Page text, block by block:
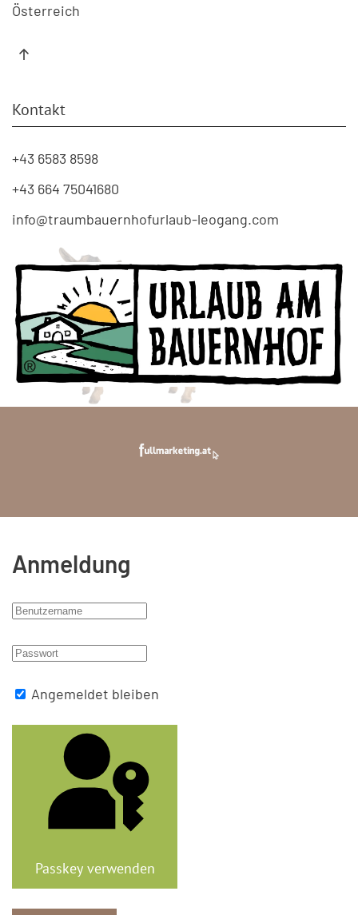
Österreich
Kontakt
+43 6583 8598
+43 664 75041680
info@traumbauernhofurlaub-leogang.com
Anmeldung
Angemeldet bleiben
Passkey verwenden